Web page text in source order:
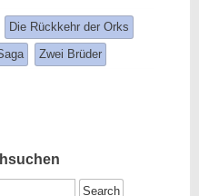
and
tagged
Die Rückkehr der Orks
Zwei Brüder